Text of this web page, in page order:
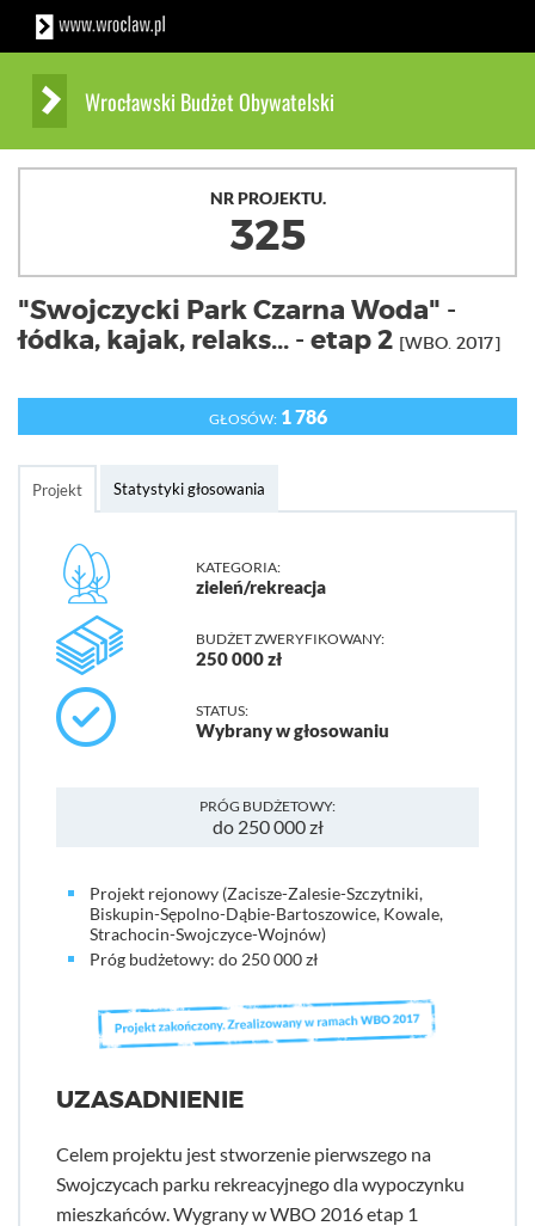
Wrocławski Budżet Obywatelski
NR PROJEKTU.
325
"Swojczycki Park Czarna Woda" -
łódka, kajak, relaks... - etap 2 [WBO. 2017]
GŁOSÓW:1 786
Projekt Statystyki głosowania
KATEGORIA:
zieleń/rekreacja
BUDŻET ZWERYFIKOWANY:
250 000 zł
STATUS:
Wybrany w głosowaniu
PRÓG BUDŻETOWY:
do 250 000 zł
Projekt rejonowy (Zacisze-Zalesie-Szczytniki,
Biskupin-Sępolno-Dąbie-Bartoszowice, Kowale,
Strachocin-Swojczyce-Wojnów)
Próg budżetowy: do 250 000 zł
UZASADNIENIE
Celem projektu jest stworzenie pierwszego na
Swojczycach parku rekreacyjnego dla wypoczynku
mieszkańców. Wygrany w WBO 2016 etap 1